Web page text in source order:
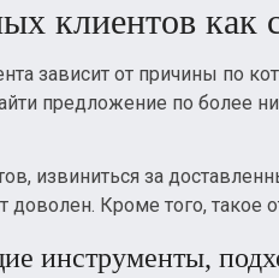
клиентов как
зависит от причины по
предложение по более
извиниться за
доволен. Кроме того,
инструменты,